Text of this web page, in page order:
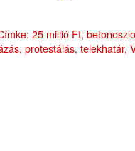
25 millió Ft,
, protestálás, telekhatár,